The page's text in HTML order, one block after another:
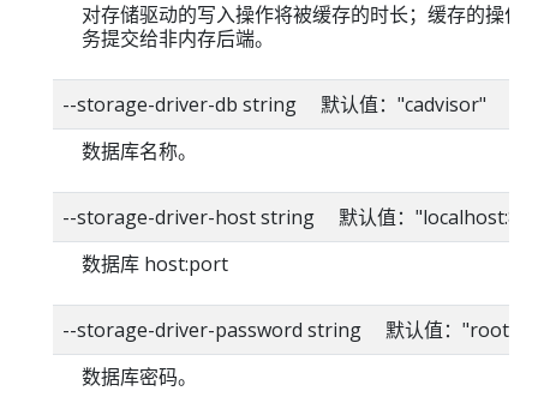
对存储驱动的写入操作将被缓存的时长；缓存的操作
务提交给非内存后端。
--storage-driver-db string 默认值："cadvisor"
数据库名称。
--storage-driver-host string 默认值：
数据库 host:port
--storage-driver-password string 默认值："root"
数据库密码。